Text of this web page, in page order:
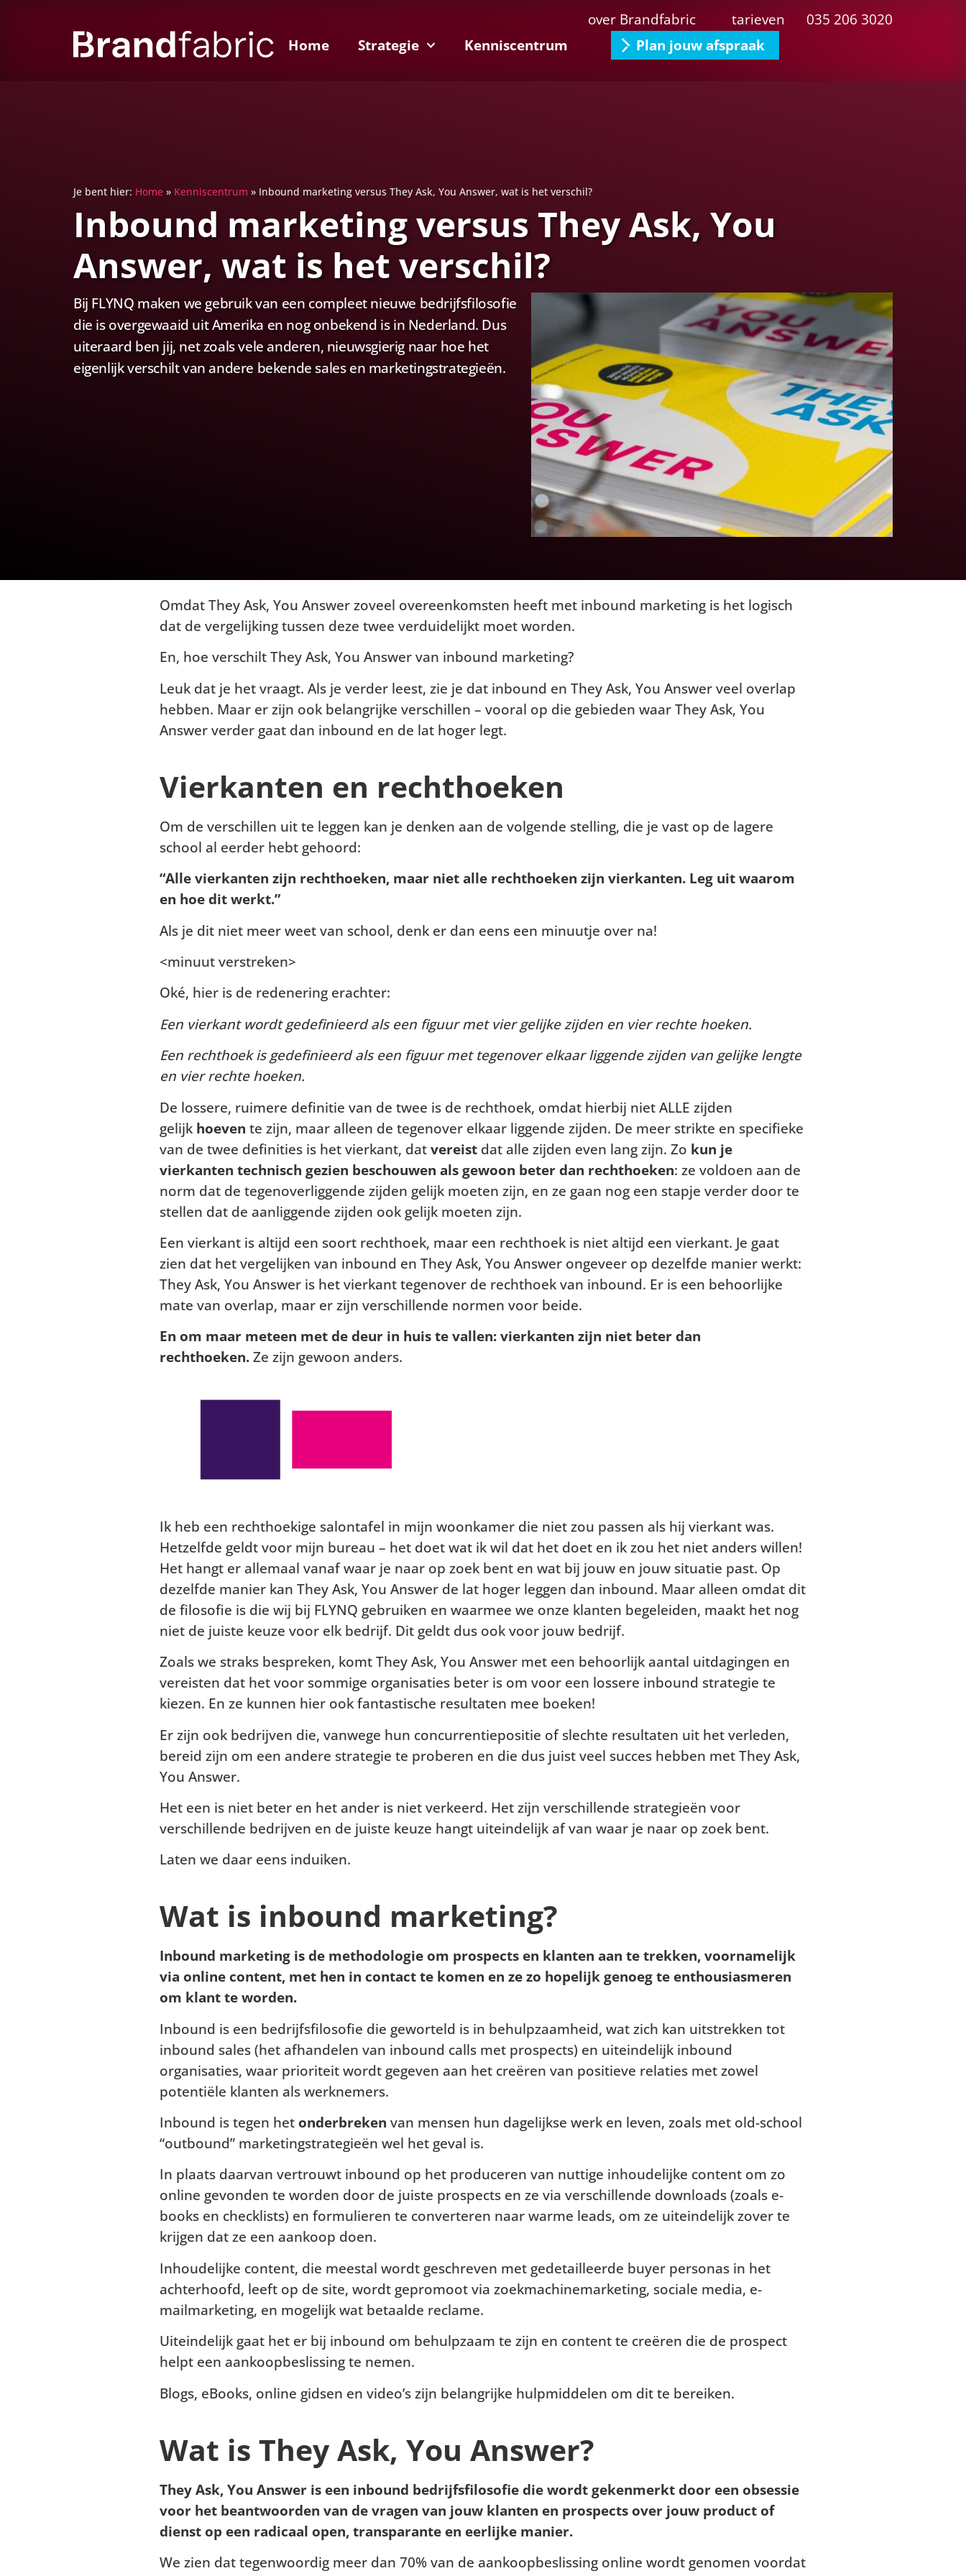
over Brandfabric tarieven 035 206 3020
Home Strategie Kenniscentrum Plan jouw afspraak
Je bent hier: Home » Kenniscentrum » Inbound marketing versus They Ask, You Answer, wat is het verschil?
Inbound marketing versus They Ask, You
Answer, wat is het verschil?
Bij FLYNQ maken we gebruik van een compleet nieuwe bedrijfsfilosofie
die is overgewaaid uit Amerika en nog onbekend is in Nederland. Dus
uiteraard ben jij, net zoals vele anderen, nieuwsgierig naar hoe het
eigenlijk verschilt van andere bekende sales en marketingstrategieën.
Omdat They Ask, You Answer zoveel overeenkomsten heeft met inbound marketing is het logisch
dat de vergelijking tussen deze twee verduidelijkt moet worden.
En, hoe verschilt They Ask, You Answer van inbound marketing?
Leuk dat je het vraagt. Als je verder leest, zie je dat inbound en They Ask, You Answer veel overlap
hebben. Maar er zijn ook belangrijke verschillen – vooral op die gebieden waar They Ask, You
Answer verder gaat dan inbound en de lat hoger legt.
Vierkanten en rechthoeken
Om de verschillen uit te leggen kan je denken aan de volgende stelling, die je vast op de lagere
school al eerder hebt gehoord:
“Alle vierkanten zijn rechthoeken, maar niet alle rechthoeken zijn vierkanten. Leg uit waarom
en hoe dit werkt.”
Als je dit niet meer weet van school, denk er dan eens een minuutje over na!
<minuut verstreken>
Oké, hier is de redenering erachter:
Een vierkant wordt gedefinieerd als een figuur met vier gelijke zijden en vier rechte hoeken.
Een rechthoek is gedefinieerd als een figuur met tegenover elkaar liggende zijden van gelijke lengte
en vier rechte hoeken.
De lossere, ruimere definitie van de twee is de rechthoek, omdat hierbij niet ALLE zijden
gelijk hoeven te zijn, maar alleen de tegenover elkaar liggende zijden. De meer strikte en specifieke
van de twee definities is het vierkant, dat vereist dat alle zijden even lang zijn. Zo kun je
vierkanten technisch gezien beschouwen als gewoon beter dan rechthoeken: ze voldoen aan de
norm dat de tegenoverliggende zijden gelijk moeten zijn, en ze gaan nog een stapje verder door te
stellen dat de aanliggende zijden ook gelijk moeten zijn.
Een vierkant is altijd een soort rechthoek, maar een rechthoek is niet altijd een vierkant. Je gaat
zien dat het vergelijken van inbound en They Ask, You Answer ongeveer op dezelfde manier werkt:
They Ask, You Answer is het vierkant tegenover de rechthoek van inbound. Er is een behoorlijke
mate van overlap, maar er zijn verschillende normen voor beide.
En om maar meteen met de deur in huis te vallen: vierkanten zijn niet beter dan
rechthoeken. Ze zijn gewoon anders.
Ik heb een rechthoekige salontafel in mijn woonkamer die niet zou passen als hij vierkant was.
Hetzelfde geldt voor mijn bureau – het doet wat ik wil dat het doet en ik zou het niet anders willen!
Het hangt er allemaal vanaf waar je naar op zoek bent en wat bij jouw en jouw situatie past. Op
dezelfde manier kan They Ask, You Answer de lat hoger leggen dan inbound. Maar alleen omdat dit
de filosofie is die wij bij FLYNQ gebruiken en waarmee we onze klanten begeleiden, maakt het nog
niet de juiste keuze voor elk bedrijf. Dit geldt dus ook voor jouw bedrijf.
Zoals we straks bespreken, komt They Ask, You Answer met een behoorlijk aantal uitdagingen en
vereisten dat het voor sommige organisaties beter is om voor een lossere inbound strategie te
kiezen. En ze kunnen hier ook fantastische resultaten mee boeken!
Er zijn ook bedrijven die, vanwege hun concurrentiepositie of slechte resultaten uit het verleden,
bereid zijn om een andere strategie te proberen en die dus juist veel succes hebben met They Ask,
You Answer.
Het een is niet beter en het ander is niet verkeerd. Het zijn verschillende strategieën voor
verschillende bedrijven en de juiste keuze hangt uiteindelijk af van waar je naar op zoek bent.
Laten we daar eens induiken.
Wat is inbound marketing?
Inbound marketing is de methodologie om prospects en klanten aan te trekken, voornamelijk
via online content, met hen in contact te komen en ze zo hopelijk genoeg te enthousiasmeren
om klant te worden.
Inbound is een bedrijfsfilosofie die geworteld is in behulpzaamheid, wat zich kan uitstrekken tot
inbound sales (het afhandelen van inbound calls met prospects) en uiteindelijk inbound
organisaties, waar prioriteit wordt gegeven aan het creëren van positieve relaties met zowel
potentiële klanten als werknemers.
Inbound is tegen het onderbreken van mensen hun dagelijkse werk en leven, zoals met old-school
“outbound” marketingstrategieën wel het geval is.
In plaats daarvan vertrouwt inbound op het produceren van nuttige inhoudelijke content om zo
online gevonden te worden door de juiste prospects en ze via verschillende downloads (zoals e-
books en checklists) en formulieren te converteren naar warme leads, om ze uiteindelijk zover te
krijgen dat ze een aankoop doen.
Inhoudelijke content, die meestal wordt geschreven met gedetailleerde buyer personas in het
achterhoofd, leeft op de site, wordt gepromoot via zoekmachinemarketing, sociale media, e-
mailmarketing, en mogelijk wat betaalde reclame.
Uiteindelijk gaat het er bij inbound om behulpzaam te zijn en content te creëren die de prospect
helpt een aankoopbeslissing te nemen.
Blogs, eBooks, online gidsen en video’s zijn belangrijke hulpmiddelen om dit te bereiken.
Wat is They Ask, You Answer?
They Ask, You Answer is een inbound bedrijfsfilosofie die wordt gekenmerkt door een obsessie
voor het beantwoorden van de vragen van jouw klanten en prospects over jouw product of
dienst op een radicaal open, transparante en eerlijke manier.
We zien dat tegenwoordig meer dan 70% van de aankoopbeslissing online wordt genomen voordat